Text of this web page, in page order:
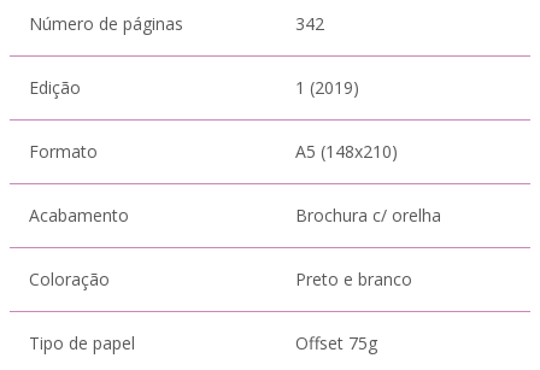
Número de páginas 342
Edição 1 (2019)
Formato A5 (148x210)
Acabamento Brochura c/ orelha
Coloração Preto e branco
Tipo de papel Offset 75g